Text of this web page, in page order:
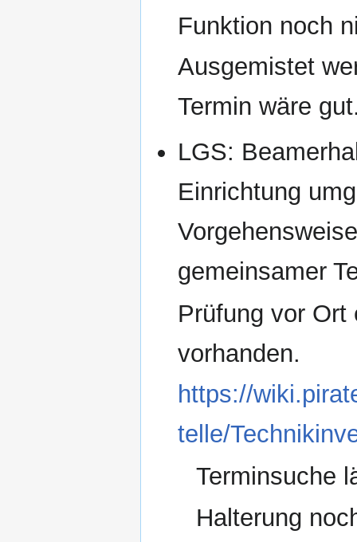
Funktion noch
Ausgemistet
Termin wäre
LGS:
Einrichtung
gemeinsamer
Prüfung vor Ort
vorhanden.
https://
telle/
Terminsuche
Halterung